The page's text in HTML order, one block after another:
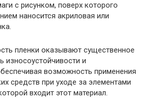
с рисунком, поверх которого
наносится акриловая или
пленки оказывают существенное
износоустойчивости и
возможность применения
средств при уходе за элементами
входит этот материал.